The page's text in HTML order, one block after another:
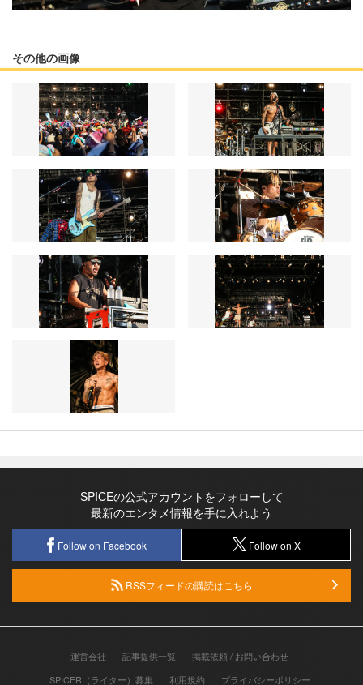
その他の画像
SPICEの公式アカウントをフォローして
最新のエンタメ情報を手に入れよう
Follow on Facebook Follow on X
RSSフィードの購読はこちら
運営会社 記事提供一覧
掲載依頼 / お問い合わせ
SPICER（ライター）募集
利用規約 プライバシーポリシー